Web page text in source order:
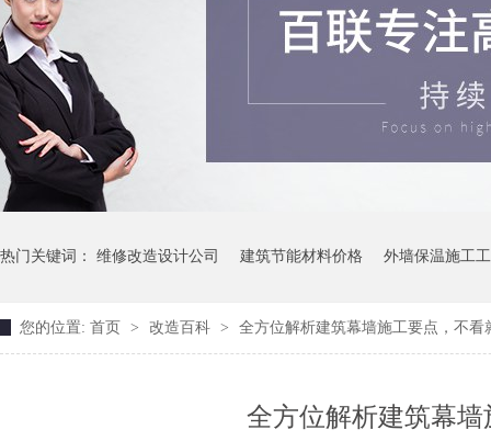
热门关键词： 维修改造设计公司 建筑节能材料价格 外墙保温施工
您的位置: 首页 > 改造百科 > 全方位解析建筑幕墙施工要点，不看
全方位解析建筑幕